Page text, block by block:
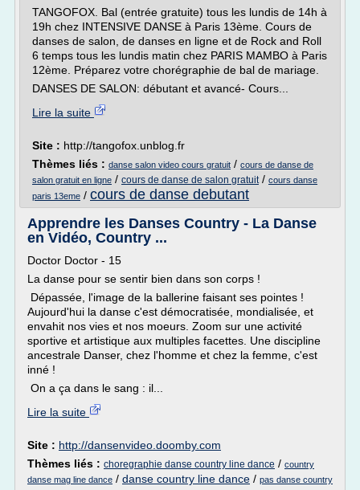
TANGOFOX. Bal (entrée gratuite) tous les lundis de 14h à
19h chez INTENSIVE DANSE à Paris 13ème. Cours de
danses de salon, de danses en ligne et de Rock and Roll
6 temps tous les lundis matin chez PARIS MAMBO à Paris
12ème. Préparez votre chorégraphie de bal de mariage.
DANSES DE SALON: débutant et avancé- Cours...
Lire la suite
Site : http://tangofox.unblog.fr
Thèmes liés : danse salon video cours gratuit / cours de danse de
salon gratuit en ligne / cours de danse de salon gratuit/ cours danse
paris 13eme / cours de danse debutant
Apprendre les Danses Country - La Danse
en Vidéo, Country ...
Doctor Doctor - 15
La danse pour se sentir bien dans son corps !
Dépassée, l'image de la ballerine faisant ses pointes !
Aujourd'hui la danse c'est démocratisée, mondialisée, et
envahit nos vies et nos moeurs. Zoom sur une activité
sportive et artistique aux multiples facettes. Une discipline
ancestrale Danser, chez l'homme et chez la femme, c'est
inné !
On a ça dans le sang : il...
Lire la suite
Site : http://dansenvideo.doomby.com
Thèmes liés : choregraphie danse country line dance / country
danse mag line dance / danse country line dance / pas danse country